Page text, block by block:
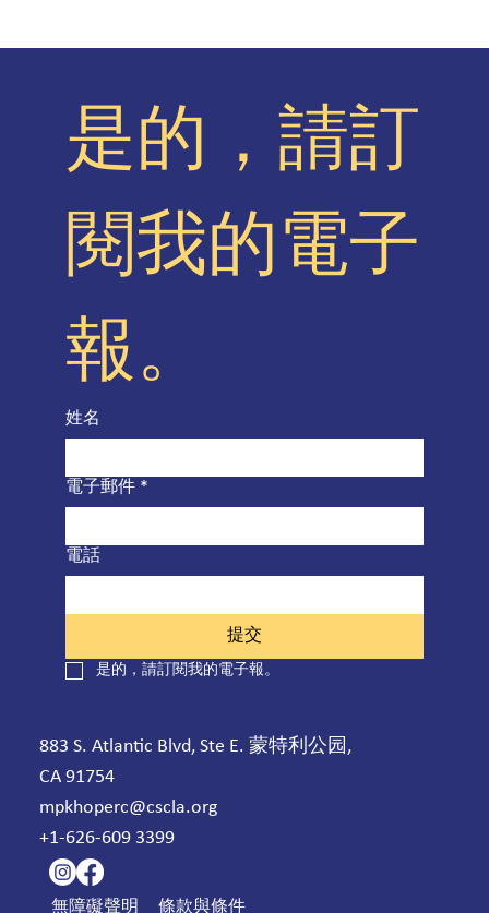
是的，請訂
閱我的電子
報。
姓名
電子郵件 *
電話
提交
是的，請訂閱我的電子報。
883 S. Atlantic Blvd, Ste E. 蒙特利公园,
CA 91754
mpkhoperc@cscla.org
+1-626-609 3399
無障礙聲明 條款與條件